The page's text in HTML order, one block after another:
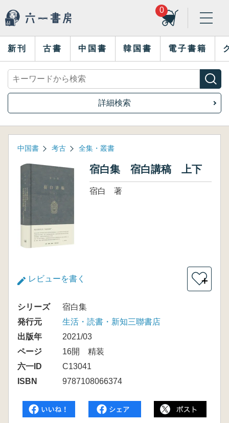
0
新刊 古書 中国書 韓国書 電子書籍
詳細検索
中国書 考古 全集・叢書
宿白集 宿白講稿 上下
宿白 著
レビューを書く ＋
シリーズ
宿白集
発行元
生活・読書・新知三聯書店
出版年
2021/03
ページ
16開 精装
六一ID
C13041
ISBN
9787108066374